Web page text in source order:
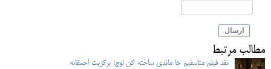
ارسال
مطالب مرتبط
نقد فیلم متاسفیم جا ماندی ساخته کن لوچ؛ برگزیت احمقانه